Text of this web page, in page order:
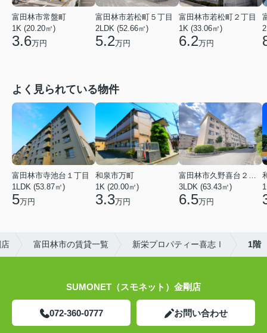
富田林市常盤町
1K (20.20㎡)
3.6万円
富田林市若松町５丁目
2LDK (52.66㎡)
5.2万円
富田林市若松町２丁目
1K (33.06㎡)
6.2万円
よく見られている物件
富田林市寺池台１丁目
1LDK (53.87㎡)
5万円
和泉市万町
1K (20.00㎡)
3.3万円
3LDK (63.43㎡)
6.5万円
富田林市の賃貸一覧 新栄プロパティー喜志Ⅰ 1階
SUMONET（スモネット）金剛店
072-360-0777 お問い合わせ